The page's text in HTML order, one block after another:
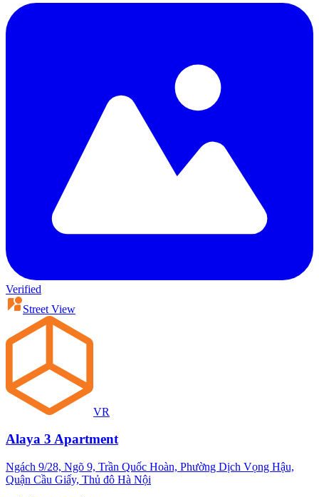
Verified
Street View
VR
Alaya 3 Apartment
Ngách 9/28, Ngõ 9, Trần Quốc Hoàn, Phường Dịch Vọng Hậu,
Quận Cầu Giấy, Thủ đô Hà Nội